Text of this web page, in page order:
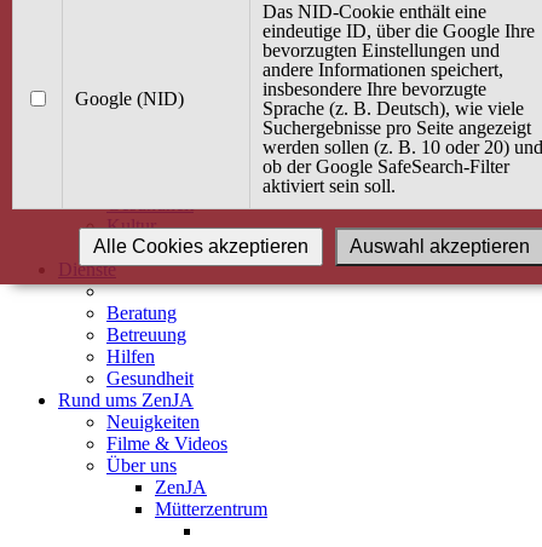
Angebot / Kurs suchen
Babybauch & Elternschaft
Gesundheit
Kultur
Alle Kurse
Dienste
Beratung
Betreuung
Hilfen
Gesundheit
Rund ums ZenJA
Neuigkeiten
Filme & Videos
Über uns
ZenJA
Mütterzentrum
Google (NID)
Das NID-Cookie enthält eine
eindeutige ID, über die Google Ihre
bevorzugten Einstellungen und
andere Informationen speichert,
insbesondere Ihre bevorzugte
Sprache (z. B. Deutsch), wie viele
Suchergebnisse pro Seite angezeigt
werden sollen (z. B. 10 oder 20) und
ob der Google SafeSearch-Filter
aktiviert sein soll.
Auswahl akzeptieren
Alle Cookies akzeptieren